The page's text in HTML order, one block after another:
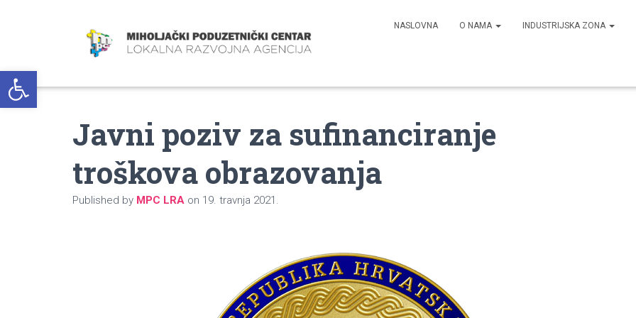
Open toolbar
NASLOVNA O NAMA INDUSTRIJSKA ZONA
Javni poziv za sufinanciranje
troškova obrazovanja
Published by MPC LRA on 19. travnja 2021.